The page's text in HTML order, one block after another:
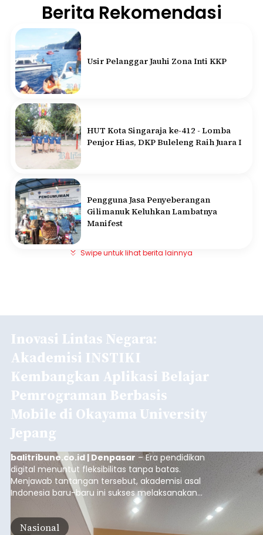
Berita Rekomendasi
Usir Pelanggar Jauhi Zona Inti KKP
HUT Kota Singaraja ke-412 - Lomba
Penjor Hias, DKP Buleleng Raih Juara I
Pengguna Jasa Penyeberangan
Gilimanuk Keluhkan Lambatnya
Manifest
Swipe untuk lihat berita lainnya
Inovasi Lintas Negara:
Akademisi INSTIKI
Kembangkan Aplikasi Belajar
Pemrograman Berbasis
Mobile di Okayama University
Jepang
balitribune.co.id | Denpasar – Era pendidikan
digital menuntut fleksibilitas tanpa batas.
Menjawab tantangan tersebut, akademisi asal
Indonesia baru-baru ini sukses melaksanakan
program Pengabdian Kepada Masyarakat (PKM)
skala internasional di Distributed Systems
Laboratory, Okayama University, Jepang.
Nasional